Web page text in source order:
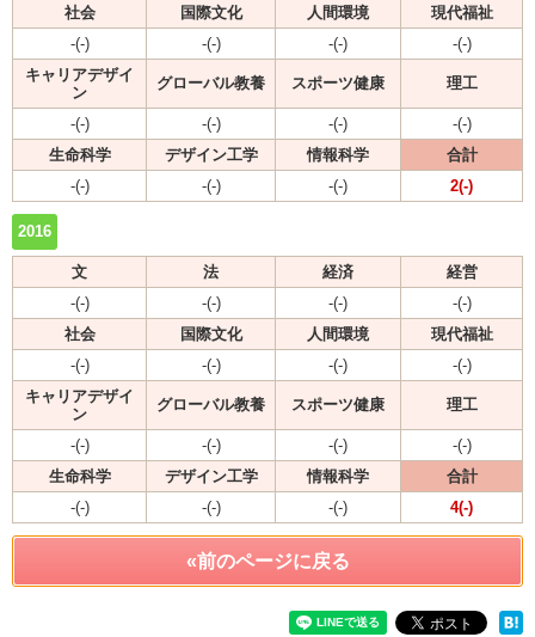
社会
国際文化 人間環境
現代福祉
-(-)
-(-) -(-)
-(-)
キャリアデザイ
ン
グローバル教養 スポーツ健康 理工
-(-) -(-) -(-)
-(-)
生命科学
デザイン工学 情報科学
合計
-(-)
-(-) -(-) 2(-)
2016
文 法 経済
経営
-(-)
-(-) -(-)
-(-)
社会
国際文化 人間環境
現代福祉
-(-)
-(-) -(-)
-(-)
キャリアデザイ
ン
グローバル教養 スポーツ健康 理工
-(-) -(-) -(-)
-(-)
生命科学
デザイン工学 情報科学
合計
-(-)
-(-) -(-) 4(-)
«前のページに戻る